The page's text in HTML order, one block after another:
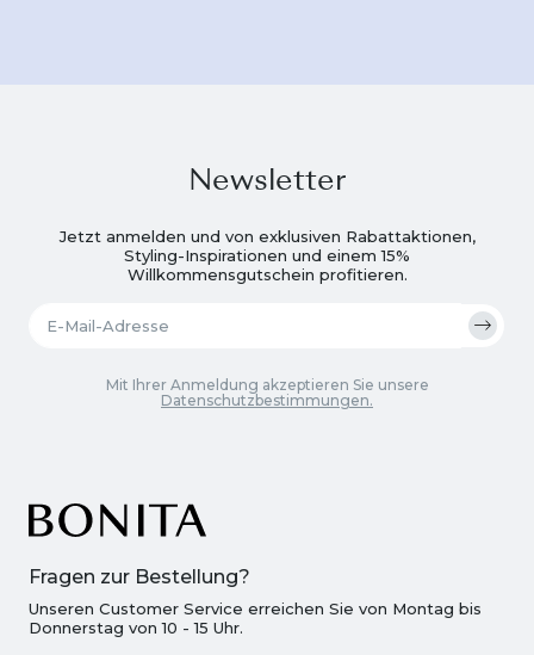
Fragen zur Bestellung?
Unseren Customer Service erreichen Sie von Montag bis
Donnerstag von 10 - 15 Uhr.
Newsletter
Jetzt anmelden und von exklusiven Rabattaktionen,
Styling-Inspirationen und einem 15%
Willkommensgutschein profitieren.
Mit Ihrer Anmeldung akzeptieren Sie unsere
Datenschutzbestimmungen.